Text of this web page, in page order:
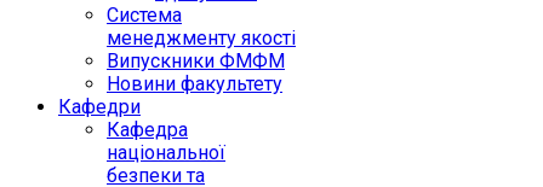
Система
менеджменту якості
Випускники ФМФМ
Новини факультету
Кафедри
Кафедра
національної
безпеки та